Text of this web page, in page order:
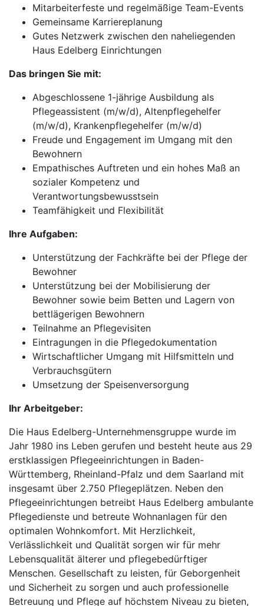
Mitarbeiterfeste und regelmäßige Team-Events
Gemeinsame Karriereplanung
Gutes Netzwerk zwischen den naheliegenden
Haus Edelberg Einrichtungen
Das bringen Sie mit:
Abgeschlossene 1-jährige Ausbildung als
Pflegeassistent (m/w/d), Altenpflegehelfer
(m/w/d), Krankenpflegehelfer (m/w/d)
Freude und Engagement im Umgang mit den
Bewohnern
Empathisches Auftreten und ein hohes Maß an
sozialer Kompetenz und
Verantwortungsbewusstsein
Teamfähigkeit und Flexibilität
Ihre Aufgaben:
Unterstützung der Fachkräfte bei der Pflege der
Bewohner
Unterstützung bei der Mobilisierung der
Bewohner sowie beim Betten und Lagern von
bettlägerigen Bewohnern
Teilnahme an Pflegevisiten
Eintragungen in die Pflegedokumentation
Wirtschaftlicher Umgang mit Hilfsmitteln und
Verbrauchsgütern
Umsetzung der Speisenversorgung
Ihr Arbeitgeber:
Die Haus Edelberg-Unternehmensgruppe wurde im
Jahr 1980 ins Leben gerufen und besteht heute aus 29
erstklassigen Pflegeeinrichtungen in Baden-
Württemberg, Rheinland-Pfalz und dem Saarland mit
insgesamt über 2.750 Pflegeplätzen. Neben den
Pflegeeinrichtungen betreibt Haus Edelberg ambulante
Pflegedienste und betreute Wohnanlagen für den
optimalen Wohnkomfort. Mit Herzlichkeit,
Verlässlichkeit und Qualität sorgen wir für mehr
Lebensqualität älterer und pflegebedürftiger
Menschen. Gesellschaft zu leisten, für Geborgenheit
und Sicherheit zu sorgen und auch professionelle
Betreuung und Pflege auf höchstem Niveau zu bieten,